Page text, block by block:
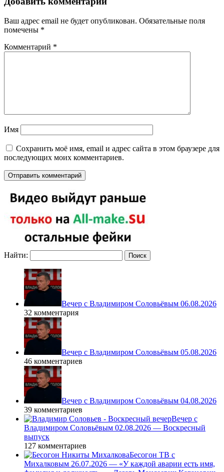
Ваш адрес email не будет опубликован. Обязательные поля
помечены *
Комментарий *
Имя
Сохранить моё имя, email и адрес сайта в этом браузере для
последующих моих комментариев.
Найти:
Вечер с Владимиром Соловьёвым 06.08.2026
32 комментария
Вечер с Владимиром Соловьёвым 05.08.2026
46 комментариев
Вечер с Владимиром Соловьёвым 04.08.2026
39 комментариев
Вечер с
Владимиром Соловьёвым 02.08.2026 — Воскресный
выпуск
127 комментариев
Бесогон ТВ с
Михалковым 26.07.2026 — «У каждой аварии есть имя,